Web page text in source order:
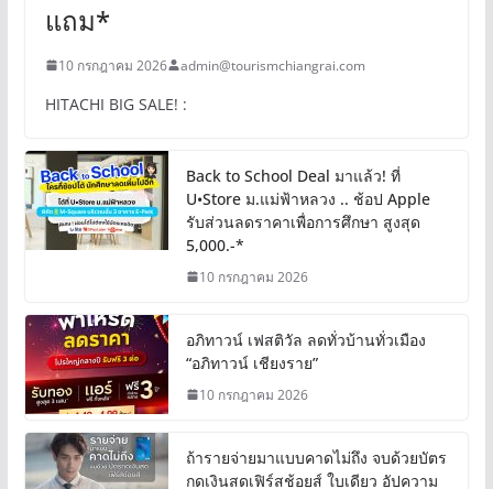
แถม*
10 กรกฎาคม 2026 admin@tourismchiangrai.com
HITACHI BIG SALE! :
Back to School Deal มาแล้ว! ที่
U•Store ม.แม่ฟ้าหลวง .. ช้อป Apple
รับส่วนลดราคาเพื่อการศึกษา สูงสุด
5,000.-*
10 กรกฎาคม 2026
อภิทาวน์ เฟสติวัล ลดทั่วบ้านทั่วเมือง
“อภิทาวน์ เชียงราย”
10 กรกฎาคม 2026
ถ้ารายจ่ายมาแบบคาดไม่ถึง จบด้วยบัตร
กดเงินสดเฟิร์สช้อยส์ ใบเดียว อัปความ